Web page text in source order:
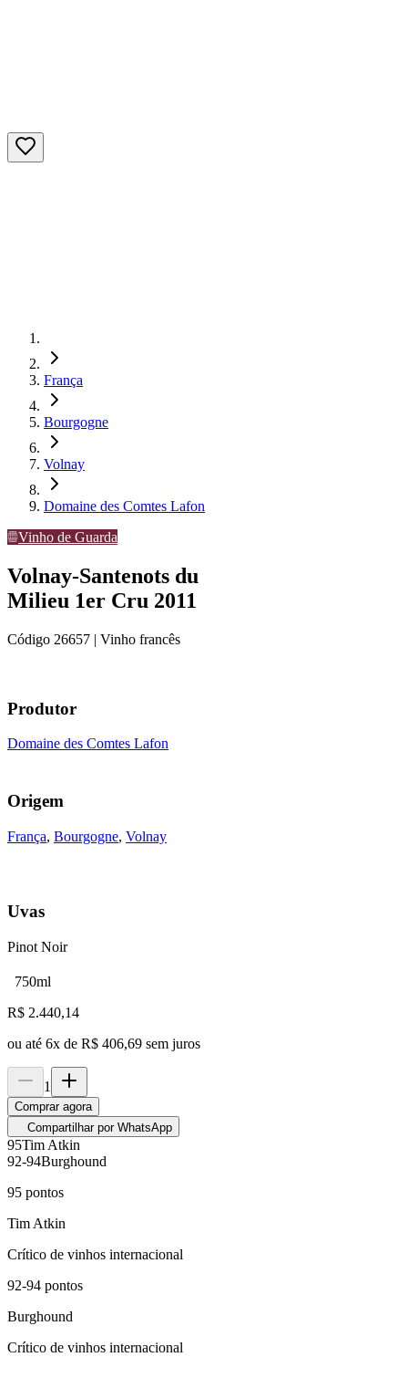
França
Bourgogne
Volnay
Domaine des Comtes Lafon
Vinho de Guarda
Volnay-Santenots du
Milieu 1er Cru 2011
Código 26657 | Vinho francês
Produtor
Domaine des Comtes Lafon
Origem
França, Bourgogne, Volnay
Uvas
Pinot Noir
750ml
R$ 2.440,14
ou até 6x de R$ 406,69 sem juros
1
Comprar agora
Compartilhar por WhatsApp
95Tim Atkin
92-94Burghound
95 pontos
Tim Atkin
Crítico de vinhos internacional
92-94 pontos
Burghound
Crítico de vinhos internacional